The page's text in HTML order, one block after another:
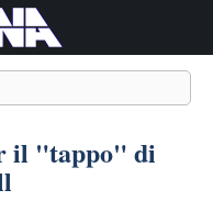
il "tappo" di